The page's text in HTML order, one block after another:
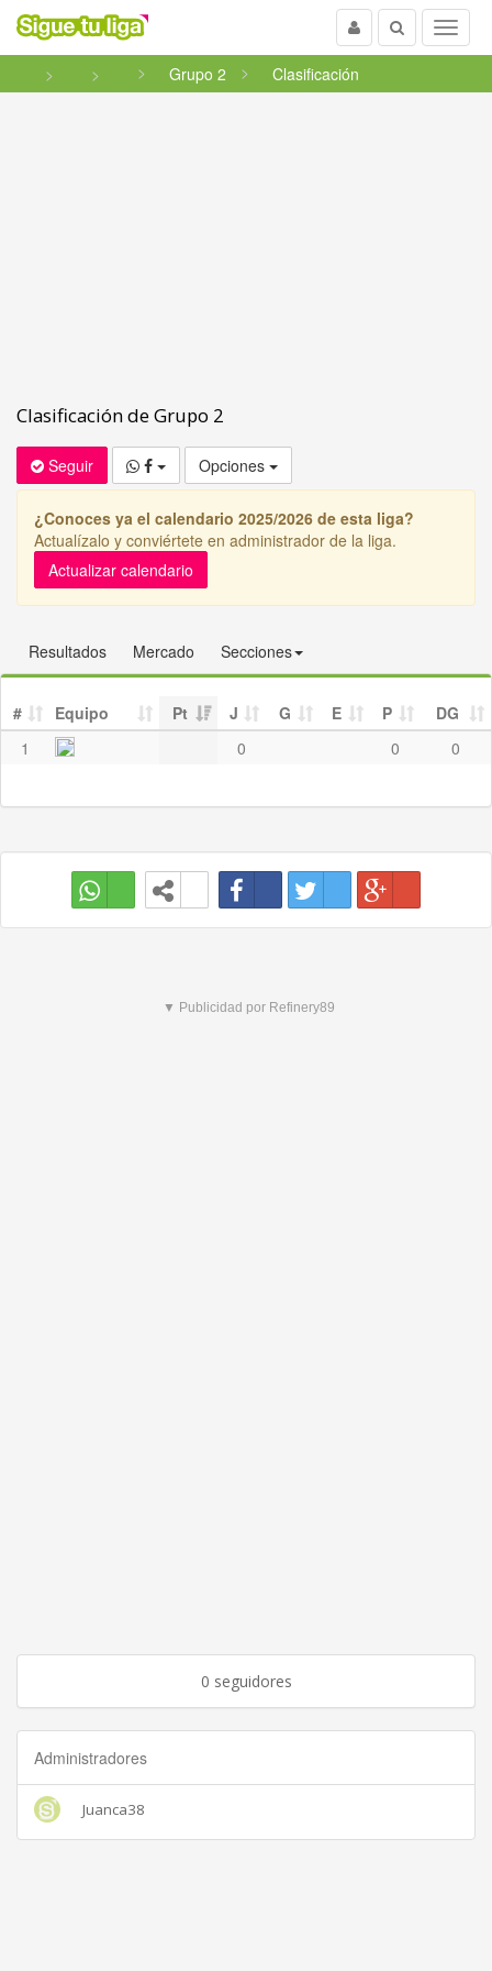
Menu
Buscar
Usuario
Grupo 2
Clasificación
Clasificación de Grupo 2
Seguir Opciones
¿Conoces ya el calendario 2025/2026 de esta liga?
Actualízalo y conviértete en administrador de la liga.
Actualizar calendario
Resultados Mercado Secciones
# Equipo Pt J G E P
DG
1
0 0 0
▼ Publicidad por Refinery89
0 seguidores
Administradores
Juanca38